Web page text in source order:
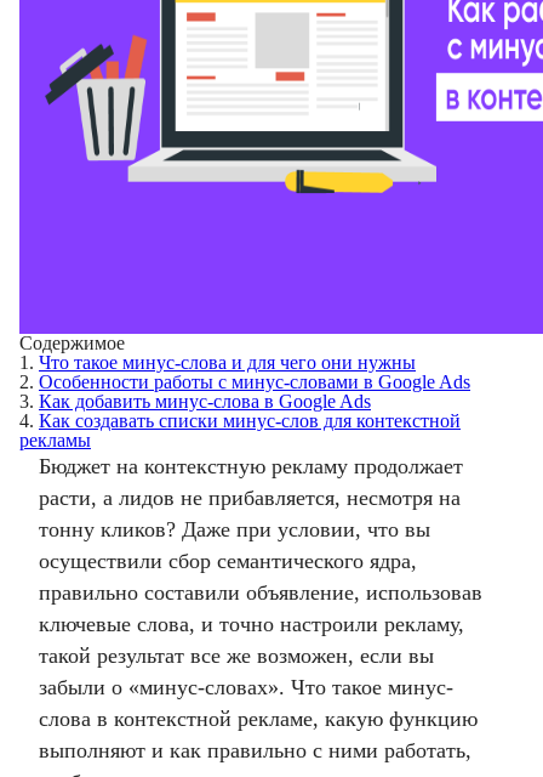
Содержимое
1. Что такое минус-слова и для чего они нужны
2. Особенности работы с минус-словами в Google Ads
3. Как добавить минус-слова в Google Ads
4. Как создавать списки минус-слов для контекстной
рекламы
Бюджет на контекстную рекламу продолжает
расти, а лидов не прибавляется, несмотря на
тонну кликов? Даже при условии, что вы
осуществили сбор семантического ядра,
правильно составили объявление, использовав
ключевые слова, и точно настроили рекламу,
такой результат все же возможен, если вы
забыли о «минус-словах». Что такое минус-
слова в контекстной рекламе, какую функцию
выполняют и как правильно с ними работать,